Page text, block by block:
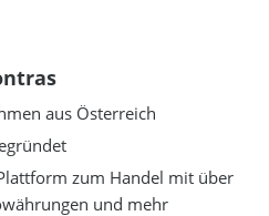
aus Österreich,
Folge keine Nachteile für
Folgende Fragen werden
Bitpanda Test
mit Bitpanda?“ und
aus Österreich
zum Handel mit über
und mehr